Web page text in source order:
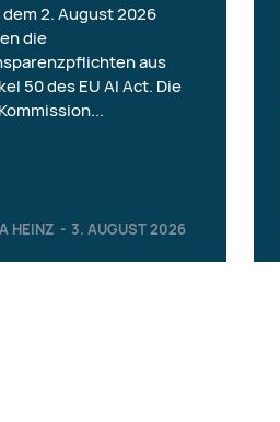
HEINZ - 3. AUGUST 2026
2. August 2026
die
aus
50 des EU AI Act. Die